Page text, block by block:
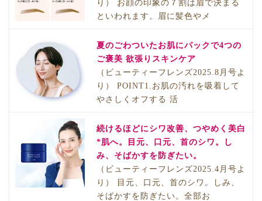
り） お顔の印象の７割は眉で決まる
といわれます。眉に髪色やメ
夏のごわついたお肌にパックで4つの
ご褒美 欲張りスキンケア
（ビューティーフレンズ2025.8月号よ
り） POINT1.お肌の汚れを吸着して
やさしくオフする 活
続けるほどにシワ改善、つやめく美白
*肌へ。目元、口元、首のシワ。し
み、そばかすを防ぎたい。
（ビューティーフレンズ2025.4月号よ
り） 目元、口元、首のシワ。しみ、
そばかすを防ぎたい。全部お